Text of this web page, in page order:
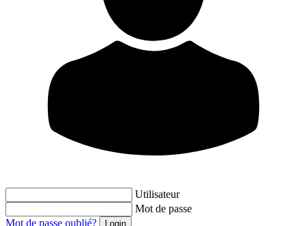
Utilisateur
Mot de passe
Mot de passe oublié?